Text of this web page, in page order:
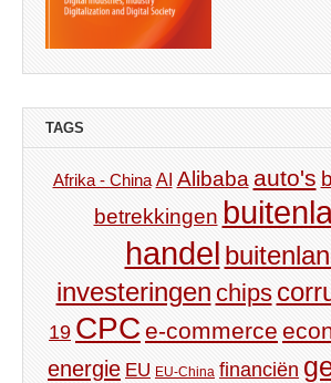
TAGS
Afrika - China AI Alibaba auto's
betrekkingen
handel
investeringen chips
19 CPC e-commerce
energie EU EU-China financiën